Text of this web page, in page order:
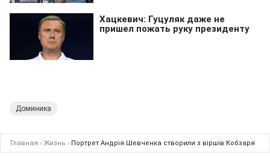
Доминика
Главная › Жизнь › Портрет Андрія Шевченка створили з віршів Кобзаря